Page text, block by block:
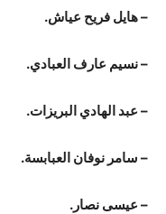
– هايل فريح عياش.
– نسيم عارف العبادي.
– عبد الهادي البريزات.
– سامر نوفان العبابسة.
– عيسى نصار.